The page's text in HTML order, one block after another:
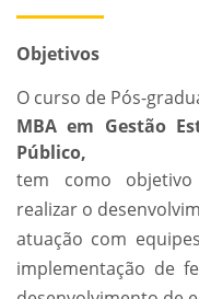
Objetivos
O curso de Pós-
MBA em Gestão
Público,
tem como
realizar o
atuação com
implementação de